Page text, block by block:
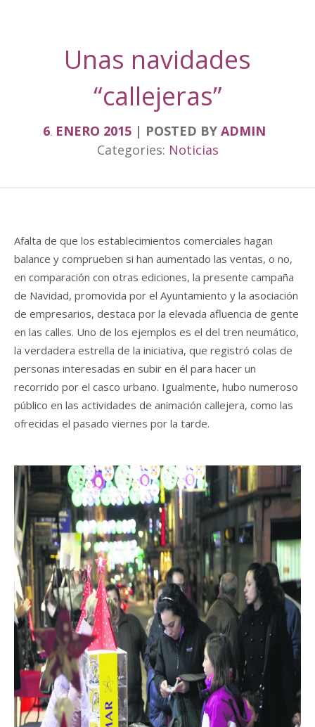
Unas navidades
“callejeras”
6. ENERO 2015 POSTED BY ADMIN
Categories: Noticias
Afalta de que los establecimientos comerciales hagan
balance y comprueben si han aumentado las ventas, o no,
en comparación con otras ediciones, la presente campaña
de Navidad, promovida por el Ayuntamiento y la asociación
de empresarios, destaca por la elevada afluencia de gente
en las calles. Uno de los ejemplos es el del tren neumático,
la verdadera estrella de la iniciativa, que registró colas de
personas interesadas en subir en él para hacer un
recorrido por el casco urbano. Igualmente, hubo numeroso
público en las actividades de animación callejera, como las
ofrecidas el pasado viernes por la tarde.